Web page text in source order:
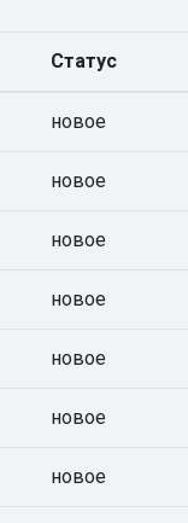
Статус
новое
новое
новое
новое
новое
новое
новое